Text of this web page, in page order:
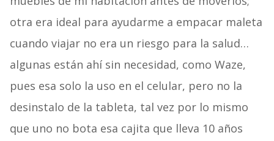
otra era ideal para ayudarme a empacar maleta
cuando viajar no era un riesgo para la salud…
algunas están ahí sin necesidad, como Waze,
pues esa solo la uso en el celular, pero no la
desinstalo de la tableta, tal vez por lo mismo
que uno no bota esa cajita que lleva 10 años